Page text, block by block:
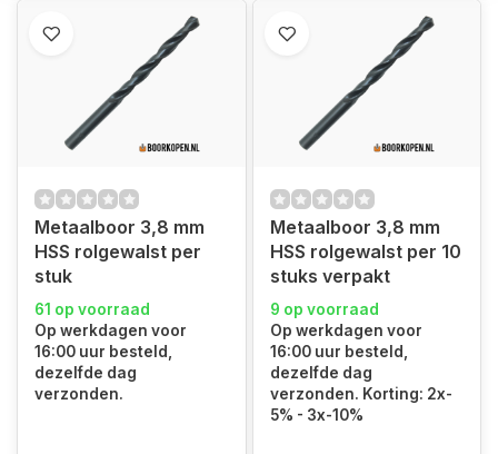
Metaalboor 3,8 mm
HSS rolgewalst per
stuk
61 op voorraad
Op werkdagen voor
16:00 uur besteld,
dezelfde dag
verzonden.
Metaalboor 3,8 mm
HSS rolgewalst per 10
stuks verpakt
9 op voorraad
Op werkdagen voor
16:00 uur besteld,
dezelfde dag
verzonden. Korting: 2x-
5% - 3x-10%